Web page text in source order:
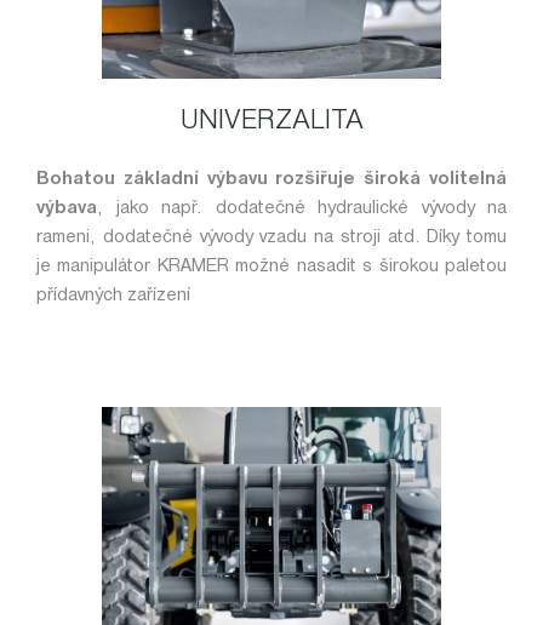
UNIVERZALITA
Bohatou základní výbavu rozšiřuje široká volitelná
výbava, jako např. dodatečné hydraulické vývody na
rameni, dodatečné vývody vzadu na stroji atd. Díky tomu
je manipulátor KRAMER možné nasadit s širokou paletou
přídavných zařízení